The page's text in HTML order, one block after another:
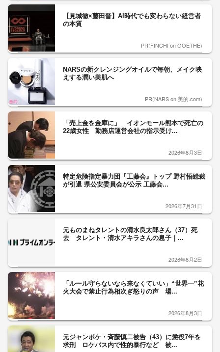
【見城徹×藤田晋】AI時代でも変わらない経営者
の本質
PR(FINCHI on GOETHE)
NARSの新クレンジングオイルで毎朝、メイク映
えする潤い美肌へ
PR(NARS on 美的.com)
「売上金を金庫に」 イオンモール熊本で死亡の
22歳女性 勤務店運営会社の指示受け...
2026年8月3日
特定危険指定暴力団『工藤会』トップ 野村悟総裁
が引退 県公安委員会が公示 工藤会...
2026年7月31日
元ものまねタレントの清水良太郎さん（37）死
去 タレント・清水アキラさんの息子｜...
2026年8月2日
「ルール守らないなら来なくていい」“世界一”花
火大会で禁止行為相次ぎ怒りの声 場...
2026年8月3日
元ジャンポケ・斉藤慎二被告（43）に懲役7年を
求刑 ロケバス内で性的暴行など 被...